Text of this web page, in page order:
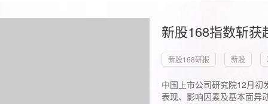
新股168指数斩
新股168研报 新股
中国上市公司研究院12月初
表现、影响因素及基本面异